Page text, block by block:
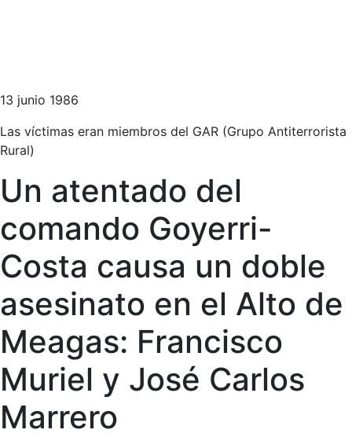
13 junio 1986
Las víctimas eran miembros del GAR (Grupo Antiterrorista
Rural)
Un atentado del
comando Goyerri-
Costa causa un doble
asesinato en el Alto de
Meagas: Francisco
Muriel y José Carlos
Marrero